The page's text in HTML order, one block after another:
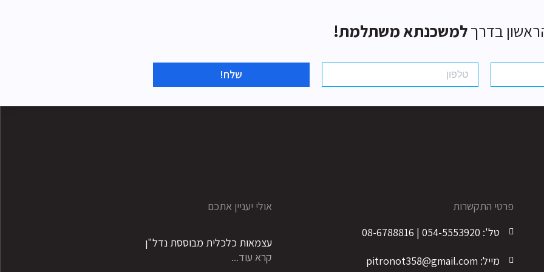
בדרךלמשכנתא משתלמת!
שלח!
פרטי התקשרות
טל': 054-5553920 | 08-6788816
מייל: pitronot358@gmail.com
אולי יעניין אתכם
עצמאות כלכלית מבוססת נדל"ן
קרא עוד...